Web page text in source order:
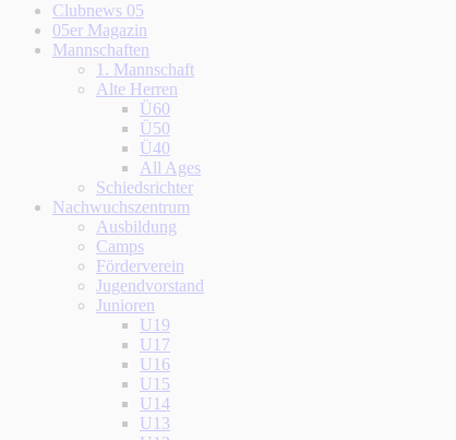
Clubnews 05
05er Magazin
Mannschaften
1. Mannschaft
Alte Herren
Ü60
Ü50
Ü40
All Ages
Schiedsrichter
Nachwuchszentrum
Ausbildung
Camps
Förderverein
Jugendvorstand
Junioren
U19
U17
U16
U15
U14
U13